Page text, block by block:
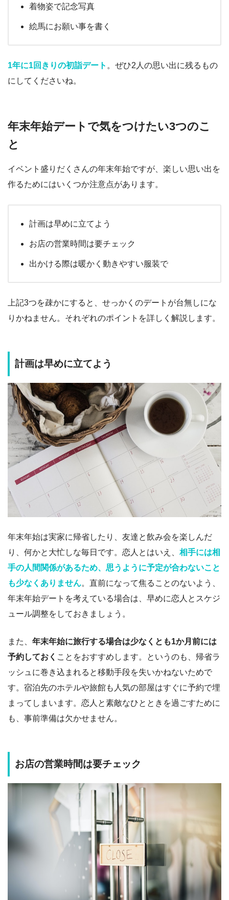
着物姿で記念写真
絵馬にお願い事を書く
1年に1回きりの初詣デート 。ぜひ2人の思い出に残るもの
にしてくださいね。
年末年始デートで気をつけたい3つのこ
と
イベント盛りだくさんの年末年始ですが、楽しい思い出を
作るためにはいくつか注意点があります。
計画は早めに立てよう
お店の営業時間は要チェック
出かける際は暖かく動きやすい服装で
上記3つを疎かにすると、せっかくのデートが台無しにな
りかねません。それぞれのポイントを詳しく解説します。
計画は早めに立てよう
年末年始は実家に帰省したり、友達と飲み会を楽しんだ
り、何かと大忙しな毎日です。恋人とはいえ、 相手には相
手の人間関係があるため、思うように予定が合わないこと
も少なくありません。直前になって焦ることのないよう、
年末年始デートを考えている場合は、早めに恋人とスケジ
ュール調整をしておきましょう。
また、 年末年始に旅行する場合は少なくとも1か月前には
予約しておく ことをおすすめします。というのも、帰省ラ
ッシュに巻き込まれると移動手段を失いかねないためで
す。宿泊先のホテルや旅館も人気の部屋はすぐに予約で埋
まってしまいます。恋人と素敵なひとときを過ごすために
も、事前準備は欠かせません。
お店の営業時間は要チェック